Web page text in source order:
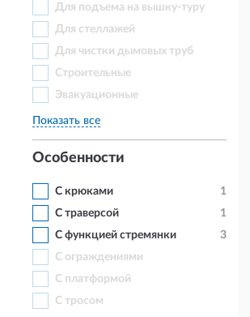
Для подъема на вышку-туру
Для стеллажей
Для чистки дымовых труб
Строительные
Эвакуационные
Показать все
Особенности
С крюками
1
С траверсой
1
С функцией стремянки
3
С ограждениями
С платформой
С тросом